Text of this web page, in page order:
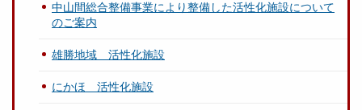
中山間総合整備事業により整備した活性化施設について
のご案内
雄勝地域 活性化施設
にかほ 活性化施設